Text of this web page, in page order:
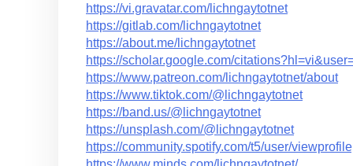
https://vi.gravatar.com/lichngaytotnet
https://gitlab.com/lichngaytotnet
https://about.me/lichngaytotnet
https://scholar.google.com/
https://www.patreon.com/lichngaytotnet/about
https://www.tiktok.com/@lichngaytotnet
https://band.us/@lichngaytotnet
https://unsplash.com/@lichngaytotnet
https://community.spotify.com/t5/user/